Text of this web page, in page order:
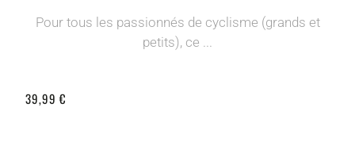
Pour tous les passionnés de cyclisme (grands et
petits), ce ...
39,99 €